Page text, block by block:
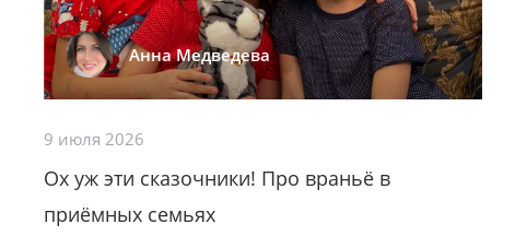
Анна Медведева
9 июля 2026
Ох уж эти сказочники! Про враньё в
приёмных семьях